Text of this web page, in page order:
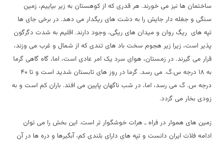
ساختمان ها نیز می خورند. هر قدری که از کوهستان به زیر بیاییم، زمین
سنگی و جغله دار جایش را به دشت های ریگدار می دهد. در برخی جای ها
تپه های ریگ روان و میدان های ریگی، وجود دارند. اقلیم به شدت دگرگون
پذیر است، زیرا زیر هجوم سخت باد های تندی که از شمال و غرب می وزند،
قرار می گیرند. در زمستان، هوای سرد یک امر عادی است، اما، گاه گاهی گرما
به ۱۸ درجه س.گ. می رسد. گرما در روز های تابستان شدید است و تا ۴۰
درجه س. گ می رسد، اما، در شب ناگهان پایین می افتد. باران کم است و به
زودی بخار می گردد.
زمین های هموار در فراه ـ هرات خوشگوار تر است. این بخش را می توان
ادامه فلات ایران دانست و تپه های دارای بلندی کم، آبگیرها و دره ها در آن